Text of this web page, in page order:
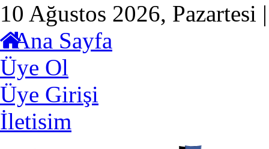
10 Ağustos 2026, Pazartesi
Ana Sayfa
Üye Ol
Üye Girişi
İletisim